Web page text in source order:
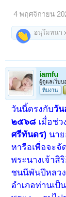
4 พฤศจิกายน
อนุโมทนา
iamfu
ผู้ดูแลเว็บบ
ทีมงาน
วันนี้ตรงกับวัน
๒๕๖๘ เมื่อช่ว
ศรีทันดร) นา
หารือเพื่อจะจั
พระนางเจ้าสิ
ชนนีพันปีหลว
อำเภอท่านเป็